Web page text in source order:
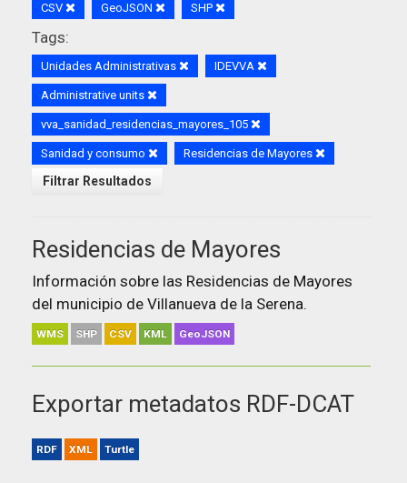
CSV GeoJSON SHP
Tags:
Unidades Administrativas IDEVVA
Administrative units
vva_sanidad_residencias_mayores_105
Sanidad y consumo Residencias de Mayores
Filtrar Resultados
Residencias de Mayores
Información sobre las Residencias de Mayores
del municipio de Villanueva de la Serena.
WMS SHP CSV KML GeoJSON
Exportar metadatos RDF-DCAT
RDF XML Turtle